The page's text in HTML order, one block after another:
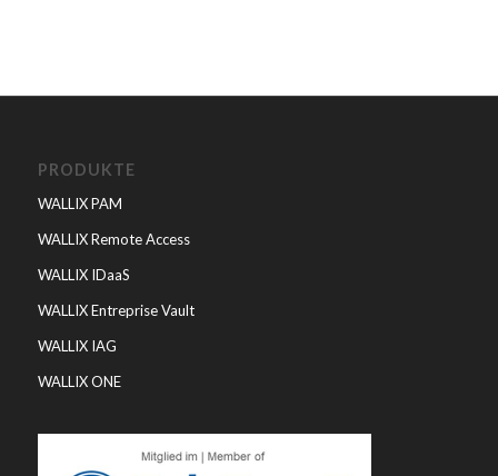
PRODUKTE
WALLIX PAM
WALLIX Remote Access
WALLIX IDaaS
WALLIX Entreprise Vault
WALLIX IAG
WALLIX ONE